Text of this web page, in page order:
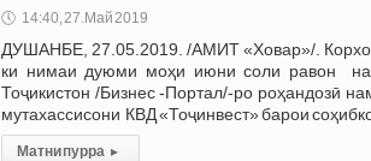
🕔 14:40, 27.Май 2019
ДУШАНБЕ, 27.05.2019. /АМИТ «Ховар»/.
ки нимаи дуюми моҳи июни соли равон
Тоҷикистон /Бизнес -Портал/-ро роҳандозӣ
мутахассисони КВД «Тоҷинвест» барои
Матни пурра ▸